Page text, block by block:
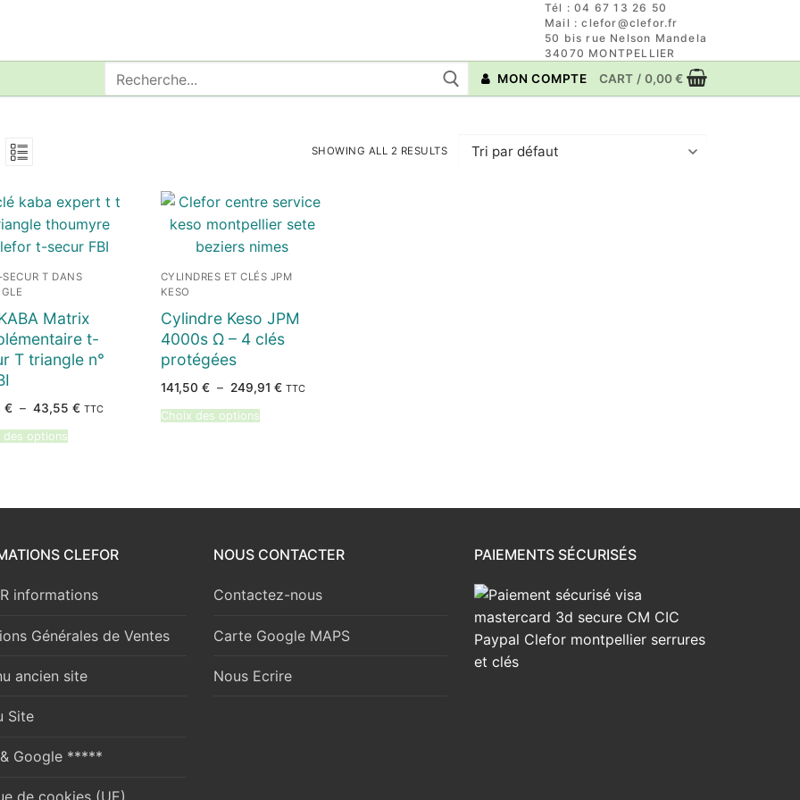
Tél : 04 67 13 26 50
Mail : clefor@clefor.fr
50 bis rue Nelson Mandela
34070 MONTPELLIER
Rechercher
:
MON COMPTE CART / 0,00€
SHOWING ALL 2 RESULTS
SECUR T DANS
Matrix
t-
T triangle n°
€ – 43,55 €Plage
TTC
des options
CYLINDRES ET CLÉS JPM
KESO
Cylindre Keso JPM
4000s Ω – 4 clés
protégées
141,50 € – 249,91 €Plage
TTC
Choix des options
CLEFOR
informations
Générales de Ventes
ancien site
Site
Google *****
NOUS CONTACTER
Contactez-nous
Carte Google MAPS
Nous Ecrire
PAIEMENTS SÉCURISÉS